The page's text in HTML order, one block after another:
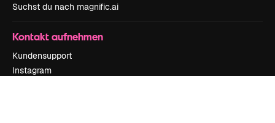
Suchst du nach magnific.ai
Kontakt aufnehmen
Kundensupport
Instagram